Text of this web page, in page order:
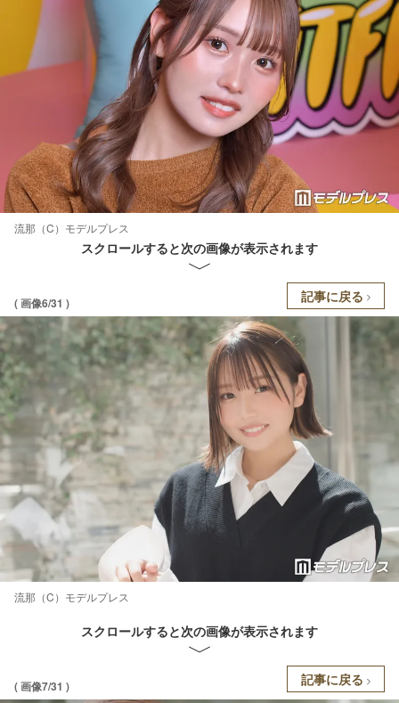
流那（C）モデルプレス
スクロールすると次の画像が表示されます
( 画像6/31 ) 記事に戻る
流那（C）モデルプレス
スクロールすると次の画像が表示されます
( 画像7/31 ) 記事に戻る